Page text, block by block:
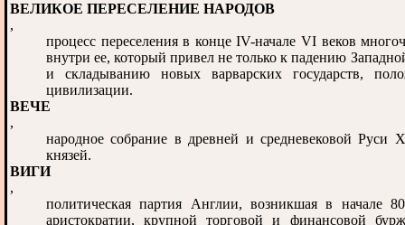
ВЕЛИКОЕ ПЕРЕСЕЛЕНИЕ НАРОДОВ
,
процесс переселения в конце IV-начале VI веков
внутри ее, который привел не только к падению
и складыванию новых варварских государств,
цивилизации.
ВЕЧЕ
,
народное собрание в древней и средневековой
князей.
ВИГИ
,
политическая партия Англии, возникшая в начале
аристократии, крупной торговой и финансовой